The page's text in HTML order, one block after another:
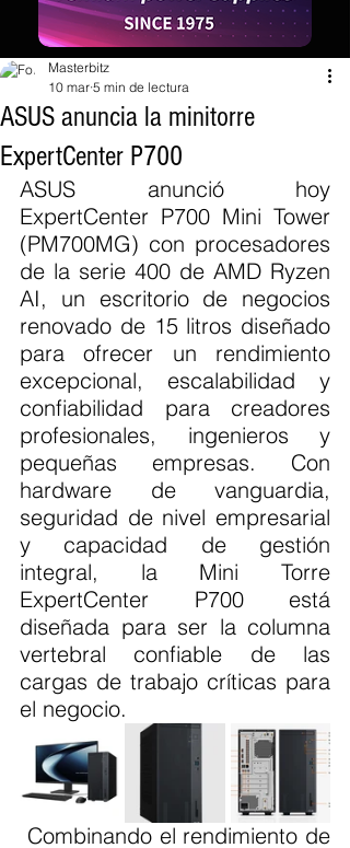
ASUS anuncia la minitorre
ExpertCenter P700
Masterbitz
10 mar 5 min de lectura
ASUS anunció hoy
ExpertCenter P700 Mini Tower
(PM700MG) con procesadores
de la serie 400 de AMD Ryzen
AI, un escritorio de negocios
renovado de 15 litros diseñado
para ofrecer un rendimiento
excepcional, escalabilidad y
confiabilidad para creadores
profesionales, ingenieros y
pequeñas empresas. Con
hardware de vanguardia,
seguridad de nivel empresarial
y capacidad de gestión
integral, la Mini Torre
ExpertCenter P700 está
diseñada para ser la columna
vertebral confiable de las
cargas de trabajo críticas para
el negocio.